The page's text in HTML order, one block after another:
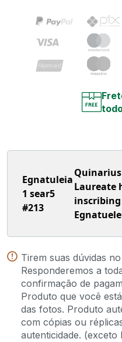
Egnatuleia
1 sear5
#213
Quinarius
Laureate
Tirem suas dúvidas
Responderemos a
confirmação de
Produto que você
das fotos. Produto
com cópias ou
autenticidade.